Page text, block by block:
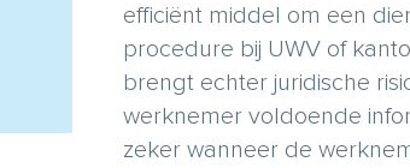
efficiënt middel om een
procedure bij UWV of
brengt echter juridische
werknemer voldoende
zeker wanneer de